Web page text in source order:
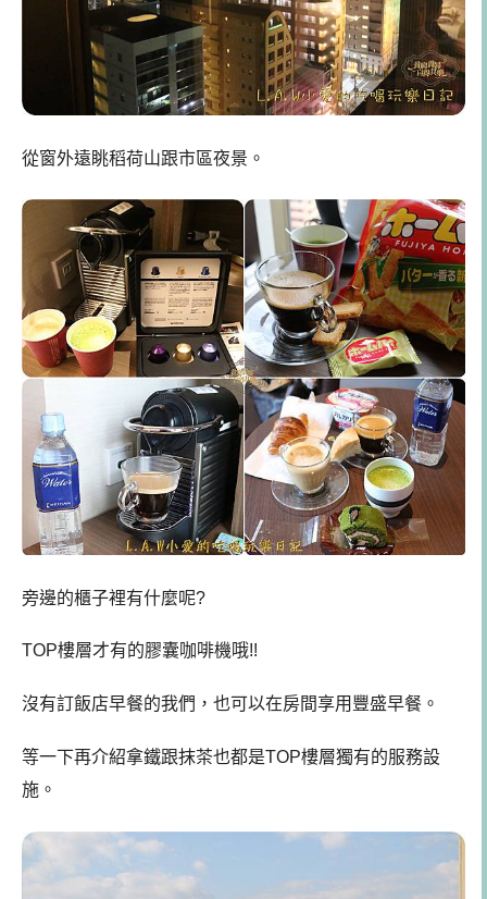
從窗外遠眺稻荷山跟市區夜景。
旁邊的櫃子裡有什麼呢?
TOP樓層才有的膠囊咖啡機哦!!
沒有訂飯店早餐的我們，也可以在房間享用豐盛早餐。
等一下再介紹拿鐵跟抹茶也都是TOP樓層獨有的服務設
施。